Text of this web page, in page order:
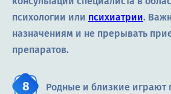
психологии или психиатрии.
назначениям и не прерывать
препаратов.
Родные и близкие играют